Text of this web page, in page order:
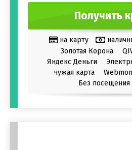
Получить
на карту
Золотая Корона
Яндекс Деньги
чужая карта
Без посещения